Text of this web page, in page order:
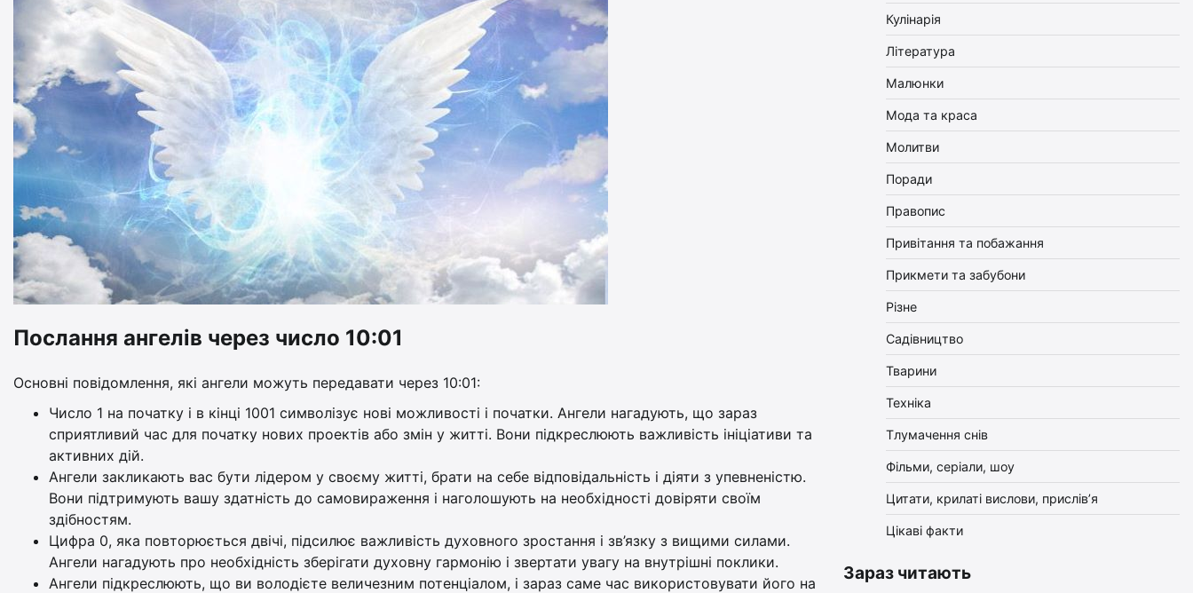
Послання ангелів через число 10:01
Основні повідомлення, які ангели можуть передавати через 10:01:
Число 1 на початку і в кінці 1001 символізує нові можливості і початки. Ангели нагадують, що зараз
сприятливий час для початку нових проектів або змін у житті. Вони підкреслюють важливість ініціативи та
активних дій.
Ангели закликають вас бути лідером у своєму житті, брати на себе відповідальність і діяти з упевненістю.
Вони підтримують вашу здатність до самовираження і наголошують на необхідності довіряти своїм
здібностям.
Цифра 0, яка повторюється двічі, підсилює важливість духовного зростання і зв’язку з вищими силами.
Ангели нагадують про необхідність зберігати духовну гармонію і звертати увагу на внутрішні поклики.
Ангели підкреслюють, що ви володієте величезним потенціалом, і зараз саме час використовувати його на
Кулінарія
Література
Малюнки
Мода та краса
Молитви
Поради
Правопис
Привітання та побажання
Прикмети та забубони
Різне
Садівництво
Тварини
Техніка
Тлумачення снів
Фільми, серіали, шоу
Цитати, крилаті вислови, прислів’я
Цікаві факти
Зараз читають